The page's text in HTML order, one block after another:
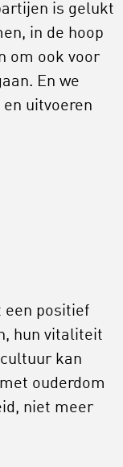
is gelukt
in de hoop
om ook voor
En we
uitvoeren
een positief
hun vitaliteit
kan
ouderdom
niet meer